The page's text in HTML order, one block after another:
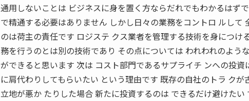
通用しないことは ビジネスに身を置く方ならだれでもわかるはず
で精通する必要はありません しかし日々の業務をコントロ ルして
のは荷主の責任です ロジステ クス業者を管理する技術を身につけ
務を行うのとは別の技術であり その点については われわれのよう
ができると思います 次は コスト部門であるサプライチ ンへの投
に肩代わりしてもらいたい という理由です 既存の自社のトラ クが
立地が悪か たりした場合 新たに投資するのは できるだけ避けた